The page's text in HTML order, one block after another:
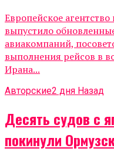
Европейское
выпустило
авиакомпаний,
выполнения рейсов в
Ирана...
Авторские2 дня Назад
Десять судов с
покинули